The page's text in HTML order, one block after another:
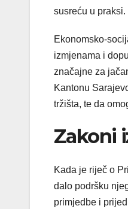
susreću u praksi.
Ekonomsko-
izmjenama i
značajne za
Kantonu
tržišta, te da
Zakoni
Kada je riječ o
dalo podršku
primjedbe i